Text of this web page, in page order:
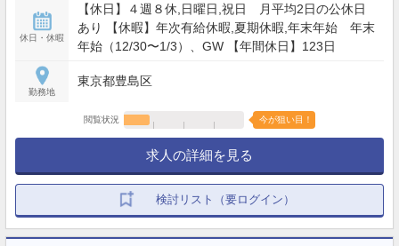
休日・休暇
【休日】４週８休,日曜日,祝日 月平均2日の公休日
あり 【休暇】年次有給休暇,夏期休暇,年末年始 年末
年始（12/30〜1/3）、GW 【年間休日】123日
勤務地
東京都豊島区
閲覧状況 今が狙い目！
求人の詳細を見る
検討リスト（要ログイン）